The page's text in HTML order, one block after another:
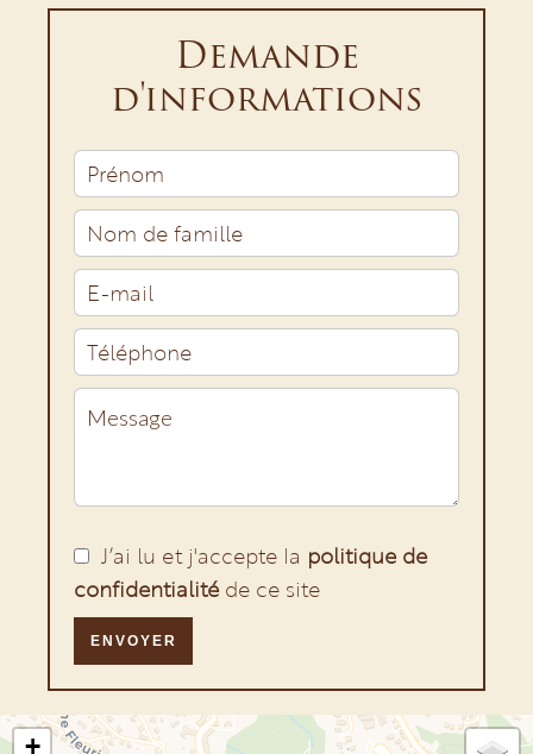
Demande
d'informations
J’ai lu et j'accepte la politique de
confidentialitéde ce site
ENVOYER
+